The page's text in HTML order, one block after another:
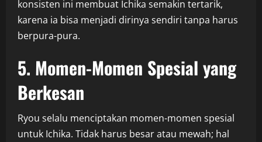
konsisten ini membuat Ichika semakin tertarik,
karena ia bisa menjadi dirinya sendiri tanpa harus
berpura-pura.
5. Momen-Momen Spesial yang
Berkesan
Ryou selalu menciptakan momen-momen spesial
untuk Ichika. Tidak harus besar atau mewah; hal